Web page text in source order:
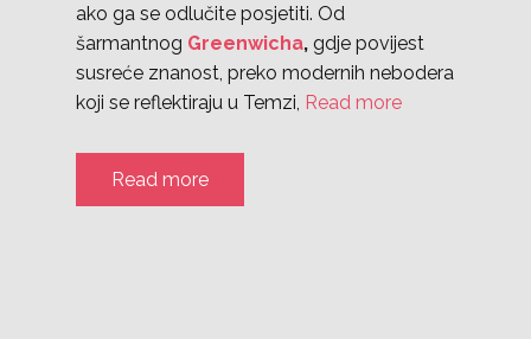
ako ga se odlučite posjetiti. Od
šarmantnog Greenwicha, gdje povijest
susreće znanost, preko modernih nebodera
koji se reflektiraju u Temzi, Read more
Read more